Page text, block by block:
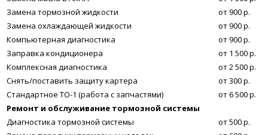
Замена тормозной жидкости
от 900 р.
Замена охлаждающей жидкости
от 900 р.
Компьютерная диагностика
от 900 р.
Заправка кондиционера
от 1 500 р.
Комплексная диагностика
от 2 500 р.
Снять/поставить защиту картера
от 300 р.
Стандартное ТО-1 (работа с запчастями)
от 6 500 р.
Ремонт и обслуживание тормозной системы
Диагностика тормозной системы
от 500 р.